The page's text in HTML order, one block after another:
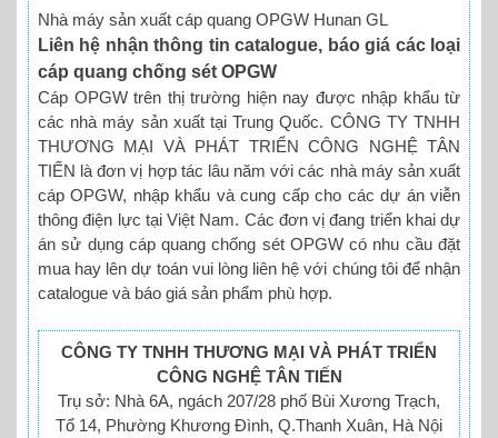
Nhà máy sản xuất cáp quang OPGW Hunan GL
Liên hệ nhận thông tin catalogue, báo giá các loại
cáp quang chống sét OPGW
Cáp OPGW trên thị trường hiện nay được nhập khẩu từ
các nhà máy sản xuất tại Trung Quốc. CÔNG TY TNHH
THƯƠNG MẠI VÀ PHÁT TRIỂN CÔNG NGHỆ TÂN
TIẾN là đơn vị hợp tác lâu năm với các nhà máy sản xuất
cáp OPGW, nhập khẩu và cung cấp cho các dự án viễn
thông điện lực tại Việt Nam. Các đơn vị đang triển khai dự
án sử dụng cáp quang chống sét OPGW có nhu cầu đặt
mua hay lên dự toán vui lòng liên hệ với chúng tôi để nhận
catalogue và báo giá sản phẩm phù hợp.
CÔNG TY TNHH THƯƠNG MẠI VÀ PHÁT TRIỂN
CÔNG NGHỆ TÂN TIẾN
Trụ sở: Nhà 6A, ngách 207/28 phố Bùi Xương Trạch,
Tổ 14, Phường Khương Đình, Q.Thanh Xuân, Hà Nội